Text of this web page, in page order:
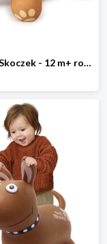
Jamara Skoczek - 12 m+ rozmiar: onesize